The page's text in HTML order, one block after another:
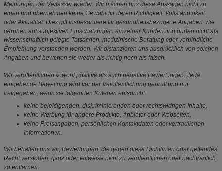
Meinungen der Verfasser wieder. Wir machen uns diese Aussagen nicht zu
eigen und übernehmen keine Gewähr für deren Richtigkeit, Vollständigkeit
oder Aktualität. Dies gilt insbesondere für gesundheitsbezogene Angaben: Sie
beruhen auf subjektiven Einschätzungen einzelner Kunden und dürfen nicht als
wissenschaftlich belegte Tatsachen, medizinische Beratung oder verbindliche
Empfehlung verstanden werden. Wir distanzieren uns ausdrücklich von solchen
Angaben und bewerten sie weder als richtig noch als falsch.
Wir veröffentlichen sowohl positive als auch negative Bewertungen. Jede
eingehende Bewertung wird vor der Veröffentlichung geprüft und nur
freigegeben, wenn sie folgenden Kriterien entspricht:
keine beleidigenden, diskriminierenden oder rechtswidrigen Inhalte,
keine Werbung für andere Produkte, Anbieter oder Webseiten,
keine Preisangaben, persönlichen Kontaktdaten oder vertraulichen
Informationen.
Wir behalten uns vor, Bewertungen, die gegen diese Richtlinien oder geltendes
Recht verstoßen, ganz oder teilweise nicht zu veröffentlichen oder nachträglich
zu entfernen.